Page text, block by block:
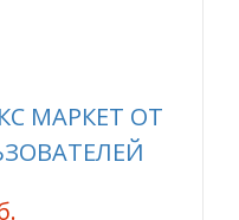
МАРКЕТ ОТ